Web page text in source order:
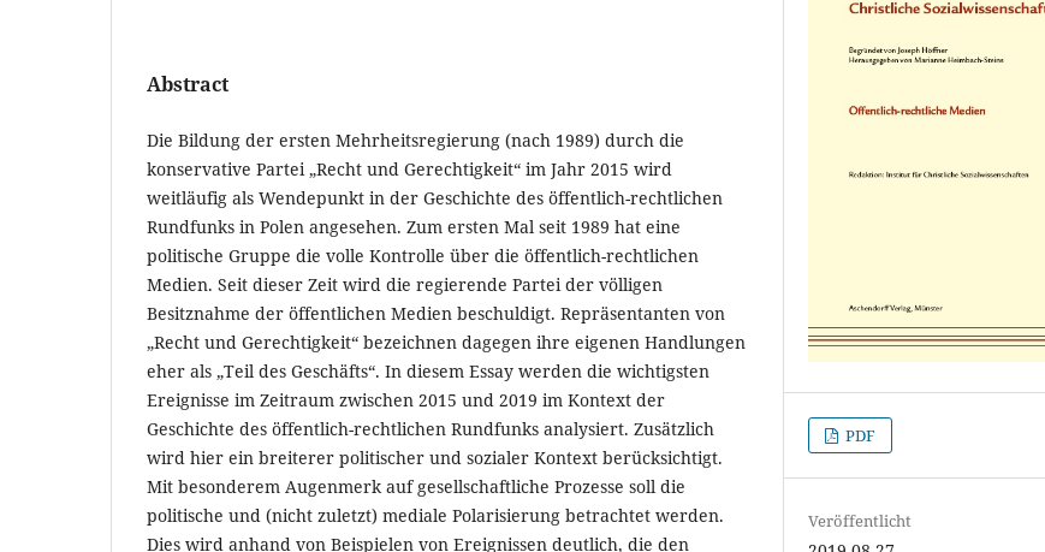
Abstract
Die Bildung der ersten Mehrheitsregierung (nach 1989) durch die
konservative Partei „Recht und Gerechtigkeit“ im Jahr 2015 wird
weitläufig als Wendepunkt in der Geschichte des öffentlich-rechtlichen
Rundfunks in Polen angesehen. Zum ersten Mal seit 1989 hat eine
politische Gruppe die volle Kontrolle über die öffentlich-rechtlichen
Medien. Seit dieser Zeit wird die regierende Partei der völligen
Besitznahme der öffentlichen Medien beschuldigt. Repräsentanten von
„Recht und Gerechtigkeit“ bezeichnen dagegen ihre eigenen Handlungen
eher als „Teil des Geschäfts“. In diesem Essay werden die wichtigsten
Ereignisse im Zeitraum zwischen 2015 und 2019 im Kontext der
Geschichte des öffentlich-rechtlichen Rundfunks analysiert. Zusätzlich
wird hier ein breiterer politischer und sozialer Kontext berücksichtigt.
Mit besonderem Augenmerk auf gesellschaftliche Prozesse soll die
politische und (nicht zuletzt) mediale Polarisierung betrachtet werden.
Dies wird anhand von Beispielen von Ereignissen deutlich, die den
PDF
Veröffentlicht